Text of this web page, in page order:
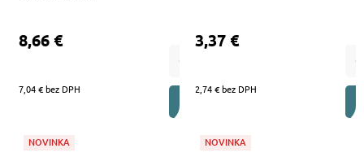
7,04 € bez DPH
8,66 €
2,74 € bez DPH
3,37 €
NOVINKA NOVINKA